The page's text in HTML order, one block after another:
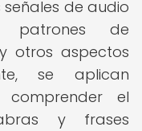
de audio
patrones de
otros aspectos
se aplican
el
y frases